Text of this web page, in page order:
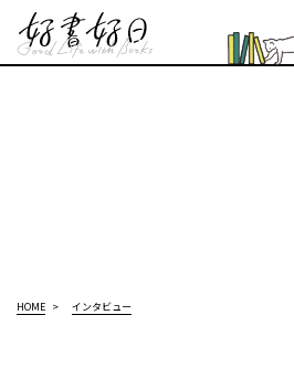
HOME インタビュー